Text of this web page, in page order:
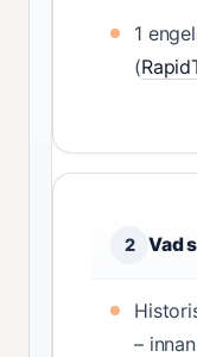
1
(
2 Vad
–